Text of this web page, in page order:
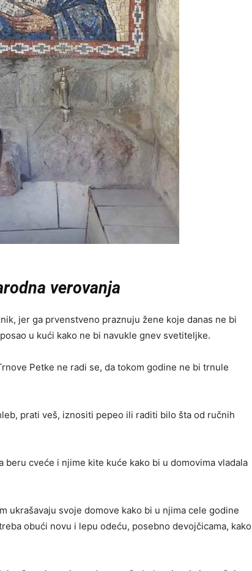
verovanja
jer ga prvenstveno praznuju žene koje danas ne bi
u kući kako ne bi navukle gnev svetiteljke.
Petke ne radi se, da tokom godine ne bi trnule
prati veš, iznositi pepeo ili raditi bilo šta od ručnih
beru cveće i njime kite kuće kako bi u domovima vladala
ukrašavaju svoje domove kako bi u njima cele godine
obući novu i lepu odeću, posebno devojčicama, kako